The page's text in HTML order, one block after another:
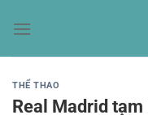
qua
THỂ THAO
Real Madrid